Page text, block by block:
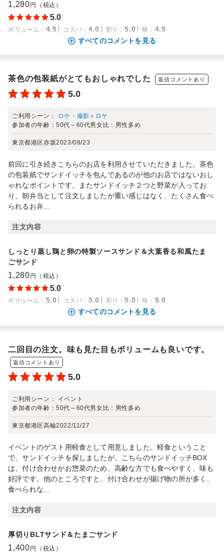
1,280 円（税込）
5.0
ボリューム ： 4.5 コスパ ： 4.0 彩り ：5.0 味 ： 4.5
すべてのコメントを見る
茶色の包装紙がとてもおしゃれでした 返信コメントあり
5.0
ご利用シーン： ロケ・撮影 › ロケ
参加者の年齢：50代～60代男女比： 男性多め
東京都港区赤坂2023/08/23
前回に引き続きこちらのお店を利用させていただきました。茶色
の包装紙でサンドイッチを包んであるのが他のお店ではないおし
ゃれなポイントです。またサンドイッチ２つと野菜が入ってお
り、朝弁当として注文しましたが重い感じはなく、たくさん食べ
られるお弁...
注文内容
しっとり蒸し鶏と卵の特製ソースサンド＆大葉香る和風たま
ごサンド
1,280 円（税込）
5.0
ボリューム ： 5.0 コスパ ： 5.0 彩り ：5.0 味 ： 5.0
すべてのコメントを見る
二回目の注文。味も見た目もボリュームも良いです。
返信コメントあり
5.0
ご利用シーン： イベント
参加者の年齢：50代～60代男女比： 男性多め
東京都港区高輪2022/11/27
イベントのゲスト用軽食として用意しました。軽食ということ
で、サンドイッチを探しましたが、こちらのサンドイッチBOX
は、付け合わせがお惣菜のため、高齢な方でも食べやすく、味も
好評です。他のところですと、付け合わせが揚げ物の所が多く、
食べられな...
注文内容
厚切りBLTサンド＆たまごサンド
1,400 円（税込）